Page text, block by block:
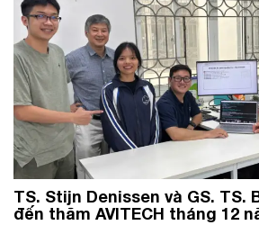
TS. Stijn Denissen và GS. TS.
đến thăm AVITECH tháng 12